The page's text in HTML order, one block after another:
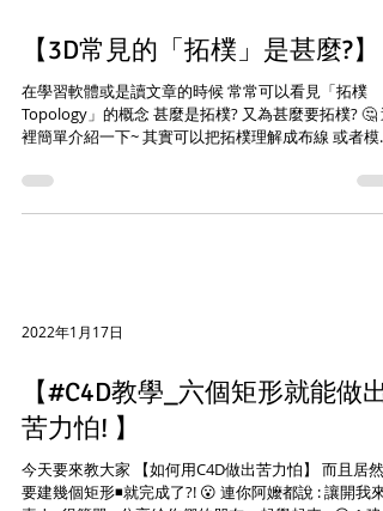
【3D常見的「拓樸」是甚麼?】
在學習軟體或是讀文章的時候 常常可以看見「拓樸
Topology」的概念 甚麼是拓樸? 又為甚麼要拓樸? 🤔
裡簡單介紹一下~ 其實可以把拓樸理解成布線 或者模型
有良好的拓樸結構 布線外觀會比較乾淨整齊...
2022年1月17日
【#C4D教學_六個矩形就能做出
苦力怕! 】
今天要來教大家 【如何用C4D做出苦力怕】 而且居然
要建幾個矩形◾就完成了?! 😮 連你阿嬤都說 : 讓開我來!